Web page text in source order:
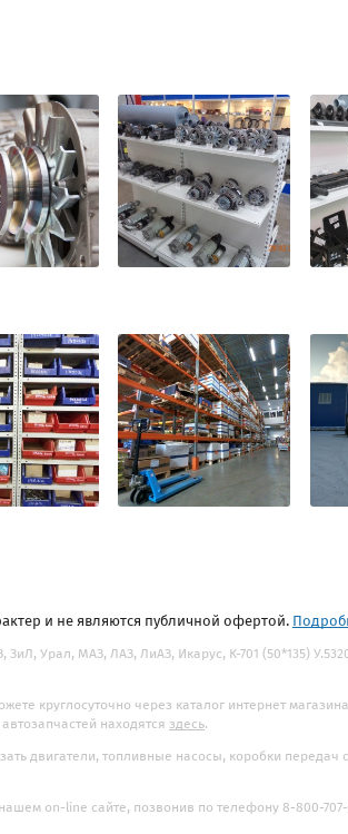
и не являются публичной офертой.
Урал, МАЗ, ЛАЗ, ЛиАЗ, Икарус, К-701 (50*135)
круглосуточно через каталог интернет
находятся здесь.
двигатели, топливные насосы, коробки
on-line сайте, позвонив по телефону 8-800-